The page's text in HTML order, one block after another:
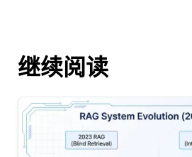
继续阅读